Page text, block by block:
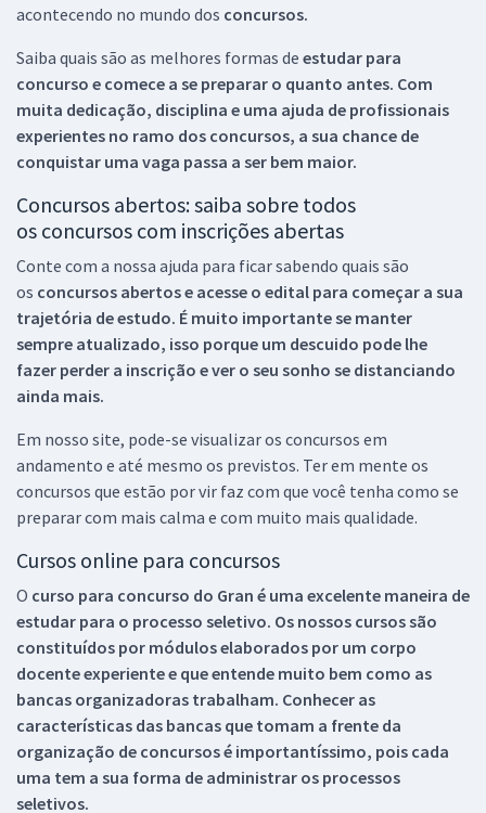
acontecendo no mundo dos concursos.
Saiba quais são as melhores formas de estudar para
concurso e comece a se preparar o quanto antes. Com
muita dedicação, disciplina e uma ajuda de profissionais
experientes no ramo dos concursos, a sua chance de
conquistar uma vaga passa a ser bem maior.
Concursos abertos: saiba sobre todos
os concursos com inscrições abertas
Conte com a nossa ajuda para ficar sabendo quais são
os concursos abertos e acesse o edital para começar a sua
trajetória de estudo. É muito importante se manter
sempre atualizado, isso porque um descuido pode lhe
fazer perder a inscrição e ver o seu sonho se distanciando
ainda mais.
Em nosso site, pode-se visualizar os concursos em
andamento e até mesmo os previstos. Ter em mente os
concursos que estão por vir faz com que você tenha como se
preparar com mais calma e com muito mais qualidade.
Cursos online para concursos
O curso para concurso do Gran é uma excelente maneira de
estudar para o processo seletivo. Os nossos cursos são
constituídos por módulos elaborados por um corpo
docente experiente e que entende muito bem como as
bancas organizadoras trabalham. Conhecer as
características das bancas que tomam a frente da
organização de concursos é importantíssimo, pois cada
uma tem a sua forma de administrar os processos
seletivos.